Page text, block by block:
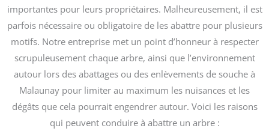
importantes pour leurs propriétaires. Malheureusement, il est
parfois nécessaire ou obligatoire de les abattre pour plusieurs
motifs. Notre entreprise met un point d’honneur à respecter
scrupuleusement chaque arbre, ainsi que l’environnement
autour lors des abattages ou des enlèvements de souche à
Malaunay pour limiter au maximum les nuisances et les
dégâts que cela pourrait engendrer autour. Voici les raisons
qui peuvent conduire à abattre un arbre :